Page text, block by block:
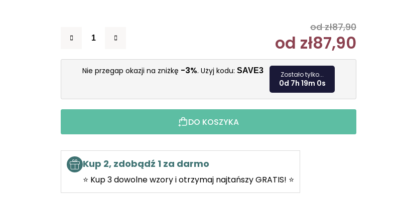
od zł87,90
od zł87,90
Cena
Nie przegap okazji na zniżkę -3%. Użyj kodu: SAVE3 Zostało tylko...
0d 7h 18m 58s
DO KOSZYKA
Kup 2, zdobądź 1 za darmo
⭐ Kup 3 dowolne wzory i otrzymaj najtańszy GRATIS! ⭐